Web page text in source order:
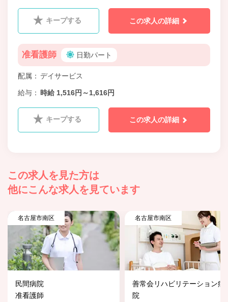
キープする この求人の詳細
准看護師 日勤パート
配属 デイサービス
給与 時給 1,516円～1,616円
キープする この求人の詳細
この求人を見た方は
他にこんな求人を見ています
名古屋市南区
民間病院
准看護師
名古屋市南区
善常会リハビリテーション病
院